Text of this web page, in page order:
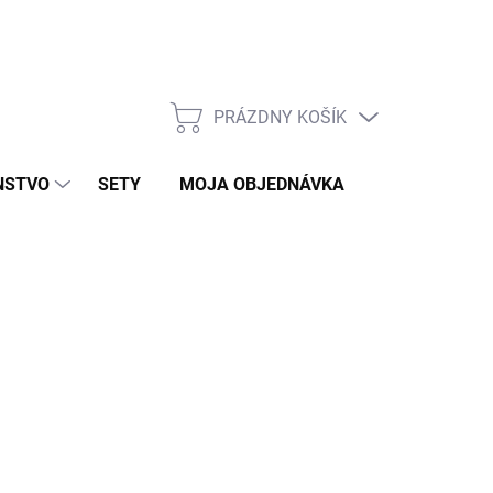
NÁKUPNÝ
PRÁZDNY KOŠÍK
SETY MOJA OBJEDNÁVKA